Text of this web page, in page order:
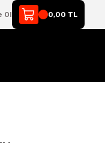
Ol 0,00 TL